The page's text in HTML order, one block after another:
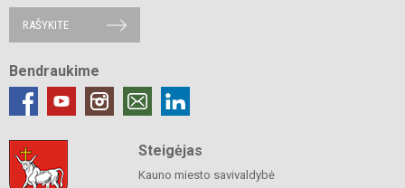
RAŠYKITE
Bendraukime
Steigėjas
Kauno miesto savivaldybė